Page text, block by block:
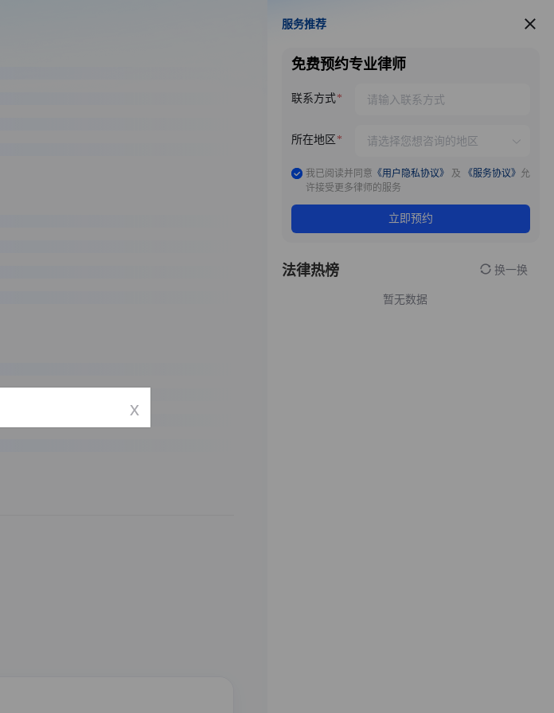
服务推荐
服务推荐
免费预约专业律师
联系方式
所在地区
我已阅读并同意 《用户隐私协议》 及 《服务协议》 允
许接受更多律师的服务
立即预约
法律热榜 换一换
暂无数据
x